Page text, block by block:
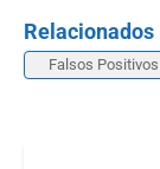
Relacionados
Falsos Positivos